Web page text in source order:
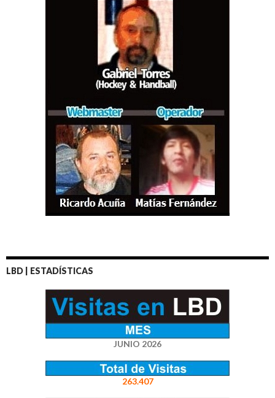
LBD | ESTADÍSTICAS
JUNIO 2026
263.407